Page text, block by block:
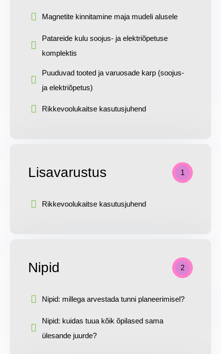
Magnetite kinnitamine maja mudeli alusele
Patareide kulu soojus- ja elektriõpetuse
komplektis
Puuduvad tooted ja varuosade karp (soojus-
ja elektriõpetus)
Rikkevoolukaitse kasutusjuhend
Lisavarustus 1
Rikkevoolukaitse kasutusjuhend
Nipid 2
Nipid: millega arvestada tunni planeerimisel?
Nipid: kuidas tuua kõik õpilased sama
ülesande juurde?